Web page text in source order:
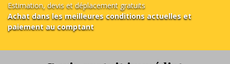
Estimation, devis et déplacement gratuits
Achat dans les meilleures conditions actuelles et
paiement au comptant